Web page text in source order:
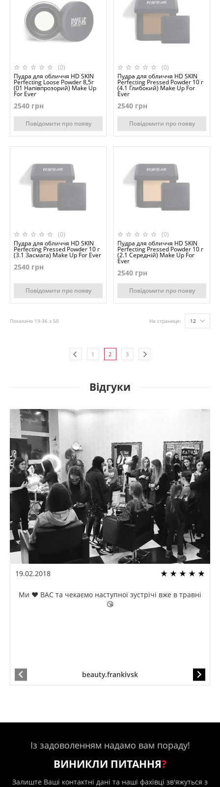
(0)
Пудра для обличчя HD SKIN
Perfecting Loose Powder 8,5г
(01 Напівпрозорий) Make Up
For Ever
2540 грн
Повідомити про появу
(0)
Пудра для обличчя HD SKIN
Perfecting Pressed Powder 10 г
(4.1 Глибокий) Make Up For
Ever
2540 грн
Повідомити про появу
(0)
Пудра для обличчя HD SKIN
Perfecting Pressed Powder 10 г
(3.1 Засмага) Make Up For Ever
2540 грн
Повідомити про появу
(0)
Пудра для обличчя HD SKIN
Perfecting Pressed Powder 10 г
(2.1 Середній) Make Up For
Ever
2540 грн
Повідомити про появу
Показано 19-36 з 50 На странице: 12
1 2 3
Відгуки
19.02.2018
Ми ❤️ ВАС та чекаємо наступної зустрічі вже в травні
😘
beauty.frankivsk
Із задоволенням надамо вам пораду!
ВИНИКЛИ ПИТАННЯ?
Залиште Ваші контактні дані та наші фахівці зв'яжуться з